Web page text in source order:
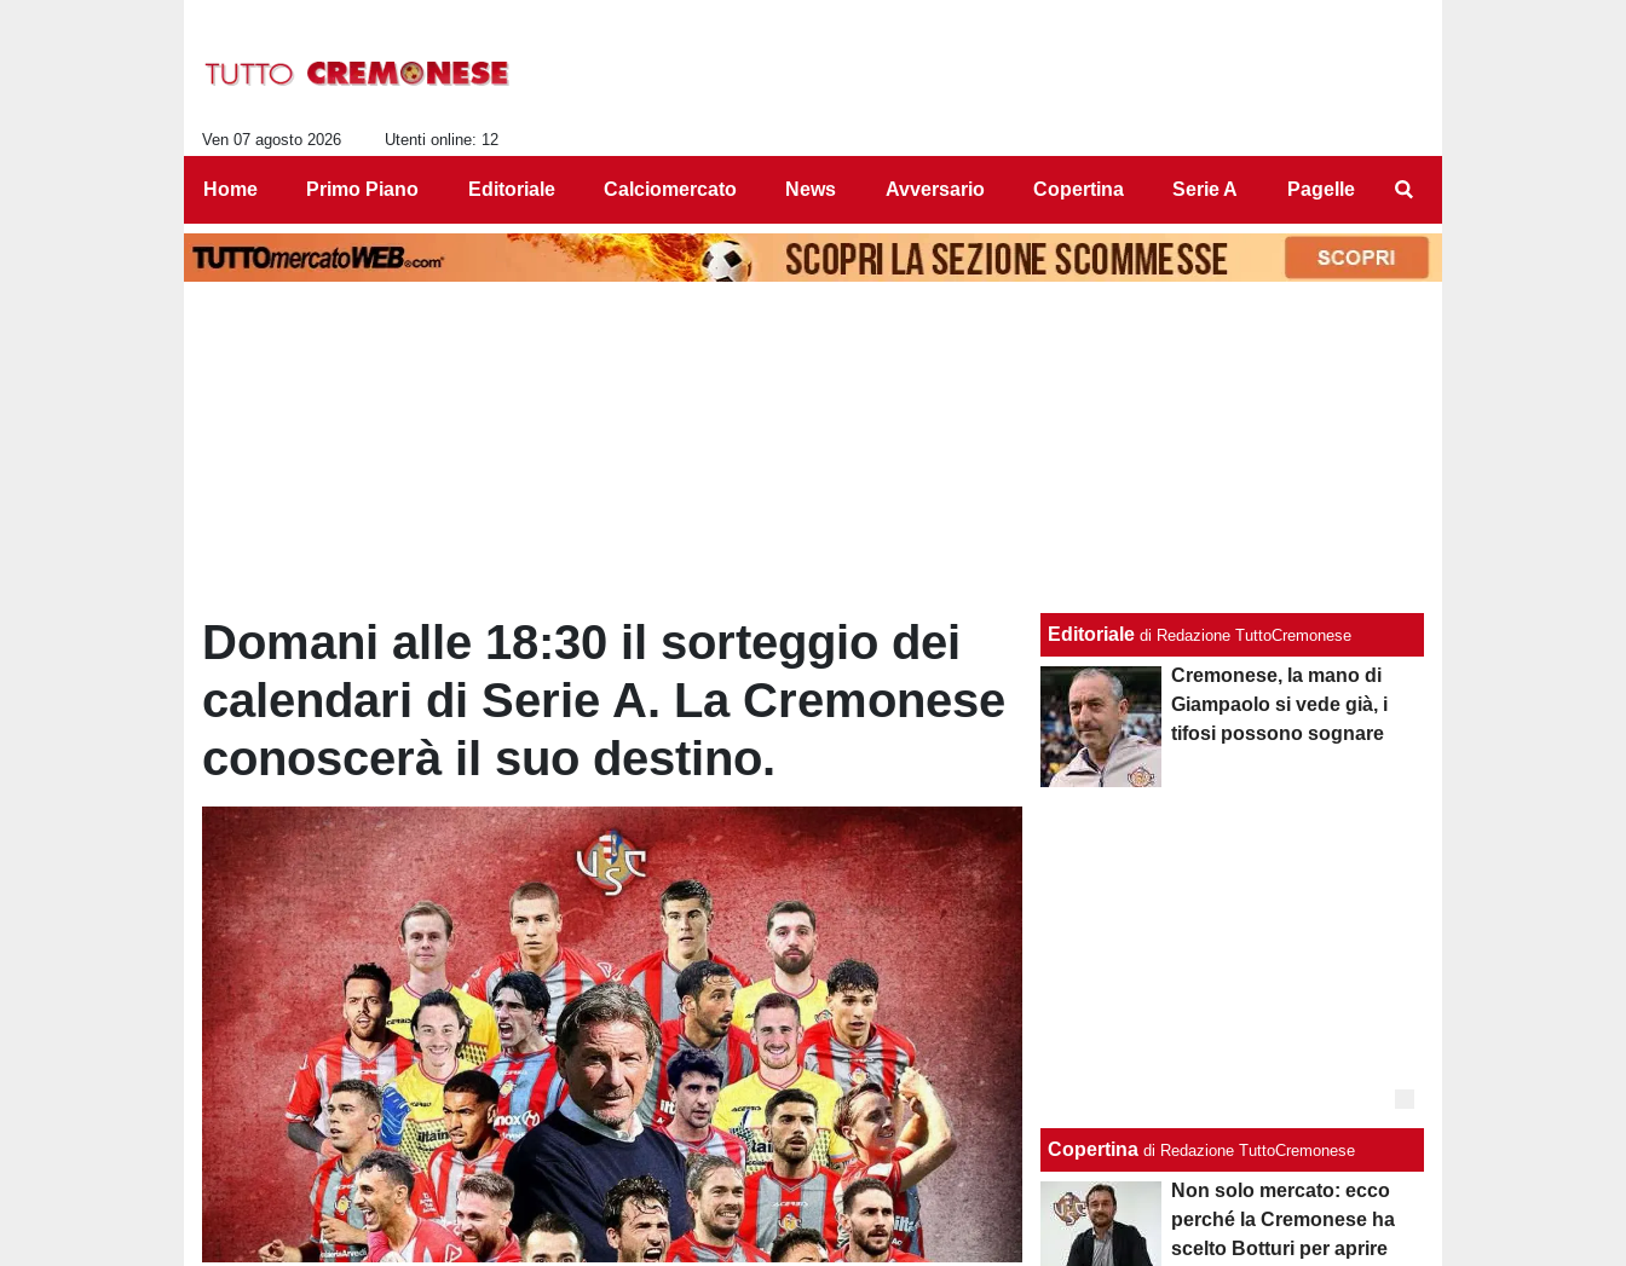
Ven 07 agosto 2026 Utenti online: 12
Home Primo Piano Editoriale Calciomercato News Avversario Copertina Serie A Pagelle
Domani alle 18:30 il sorteggio dei
calendari di Serie A. La Cremonese
conoscerà il suo destino.
Editoriale di Redazione TuttoCremonese
Cremonese, la mano di
Giampaolo si vede già, i
tifosi possono sognare
Copertina di Redazione TuttoCremonese
Non solo mercato: ecco
perché la Cremonese ha
scelto Botturi per aprire